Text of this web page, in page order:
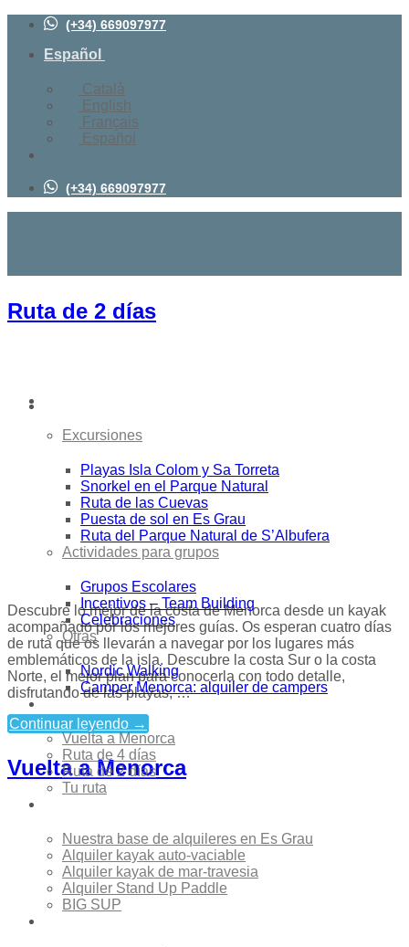
Saltar
contenido
(+34) 669097977
Español
Català
English
Français
Español
(+34) 669097977
Excursiones
Playas Isla Colom y Sa Torreta
Snorkel en el Parque Natural
Ruta de las Cuevas
Puesta de sol en Es Grau
Ruta del Parque Natural de S’Albufera
Actividades para grupos
Grupos Escolares
Incentivos – Team Building
Celebraciones
Otras
Nordic Walking
Camper Menorca: alquiler de campers
Vuelta a Menorca
Ruta de 4 días
Ruta de 2 días
Tu ruta
Nuestra base de alquileres en Es Grau
Alquiler kayak auto-vaciable
Alquiler kayak de mar-travesia
Alquiler Stand Up Paddle
BIG SUP
Ruta de 2 días
Descubre lo mejor de la costa de Menorca desde un kayak
acompañado por los mejores guías. Os esperan cuatro días
de ruta que os llevarán a navegar por los lugares más
emblemáticos de la isla. Descubre la costa Sur o la costa
Norte, el mejor plan para conocerla con todo detalle,
disfrutando de las playas, …
Continuar leyendo →
Vuelta a Menorca